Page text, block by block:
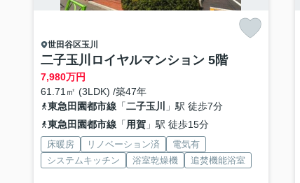
世田谷区玉川
二子玉川ロイヤルマンション 5階
7,980万円
61.71㎡ (3LDK) /築47年
東急田園都市線「二子玉川
」駅 徒歩7分
東急田園都市線「用賀」駅 徒歩15分
床暖房 リノベーション済
電気有
システムキッチン
浴室乾燥機 追焚機能浴室